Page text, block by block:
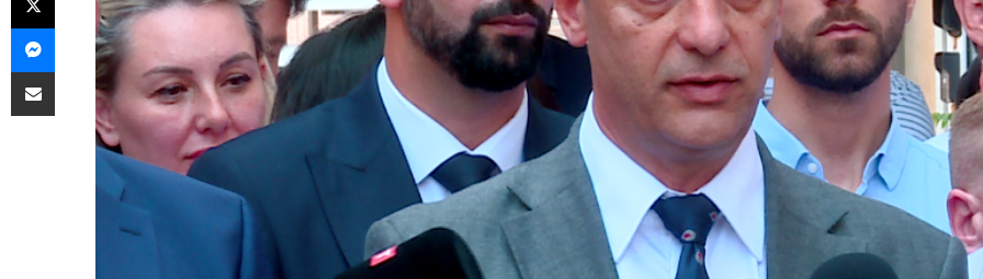
Messenger
Share via Email